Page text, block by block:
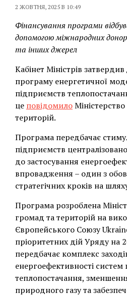
2 ЖОВТНЯ, 2025 В 10:49
Фінансування програми
допомогою міжнародних
та інших джерел
Кабінет Міністрів
програму енергетичної
підприємств
це повідомило
територій.
Програма передбачає
підприємств
до застосування
впровадження – один з
стратегічних кроків на
Програма розроблена
громад та територій на
Європейського Союзу
пріоритетних дій Уряду на
передбачає комплекс
енергоефективності систем
теплопостачання,
природного газу та